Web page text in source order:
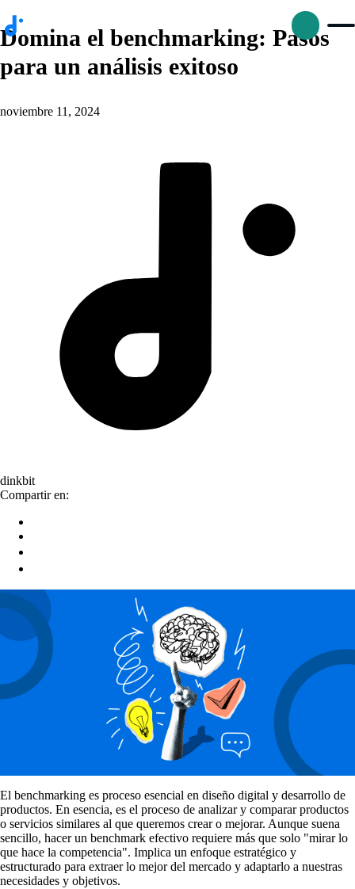
Domina el benchmarking: Pasos
para un análisis exitoso
noviembre 11, 2024
dinkbit
Compartir en:
El benchmarking es proceso esencial en diseño digital y desarrollo de
productos. En esencia, es el proceso de analizar y comparar productos
o servicios similares al que queremos crear o mejorar. Aunque suena
sencillo, hacer un benchmark efectivo requiere más que solo "mirar lo
que hace la competencia". Implica un enfoque estratégico y
estructurado para extraer lo mejor del mercado y adaptarlo a nuestras
necesidades y objetivos.